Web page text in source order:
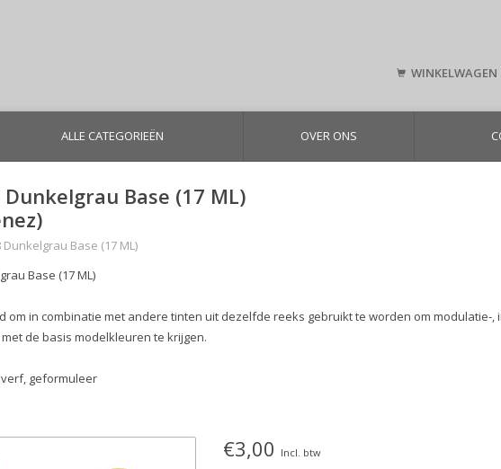
ALLE CATEGORIEËN OVER ONS
Dunkelgrau Base (17 ML)
Dunkelgrau Base (17 ML)
Base (17 ML)
om in combinatie met andere tinten uit dezelfde reeks gebruikt te worden om modulatie-,
de basis modelkleuren te krijgen.
geformuleer
€3,00 Incl. btw